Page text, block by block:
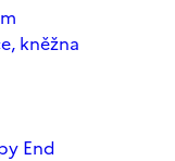
kněžna
End